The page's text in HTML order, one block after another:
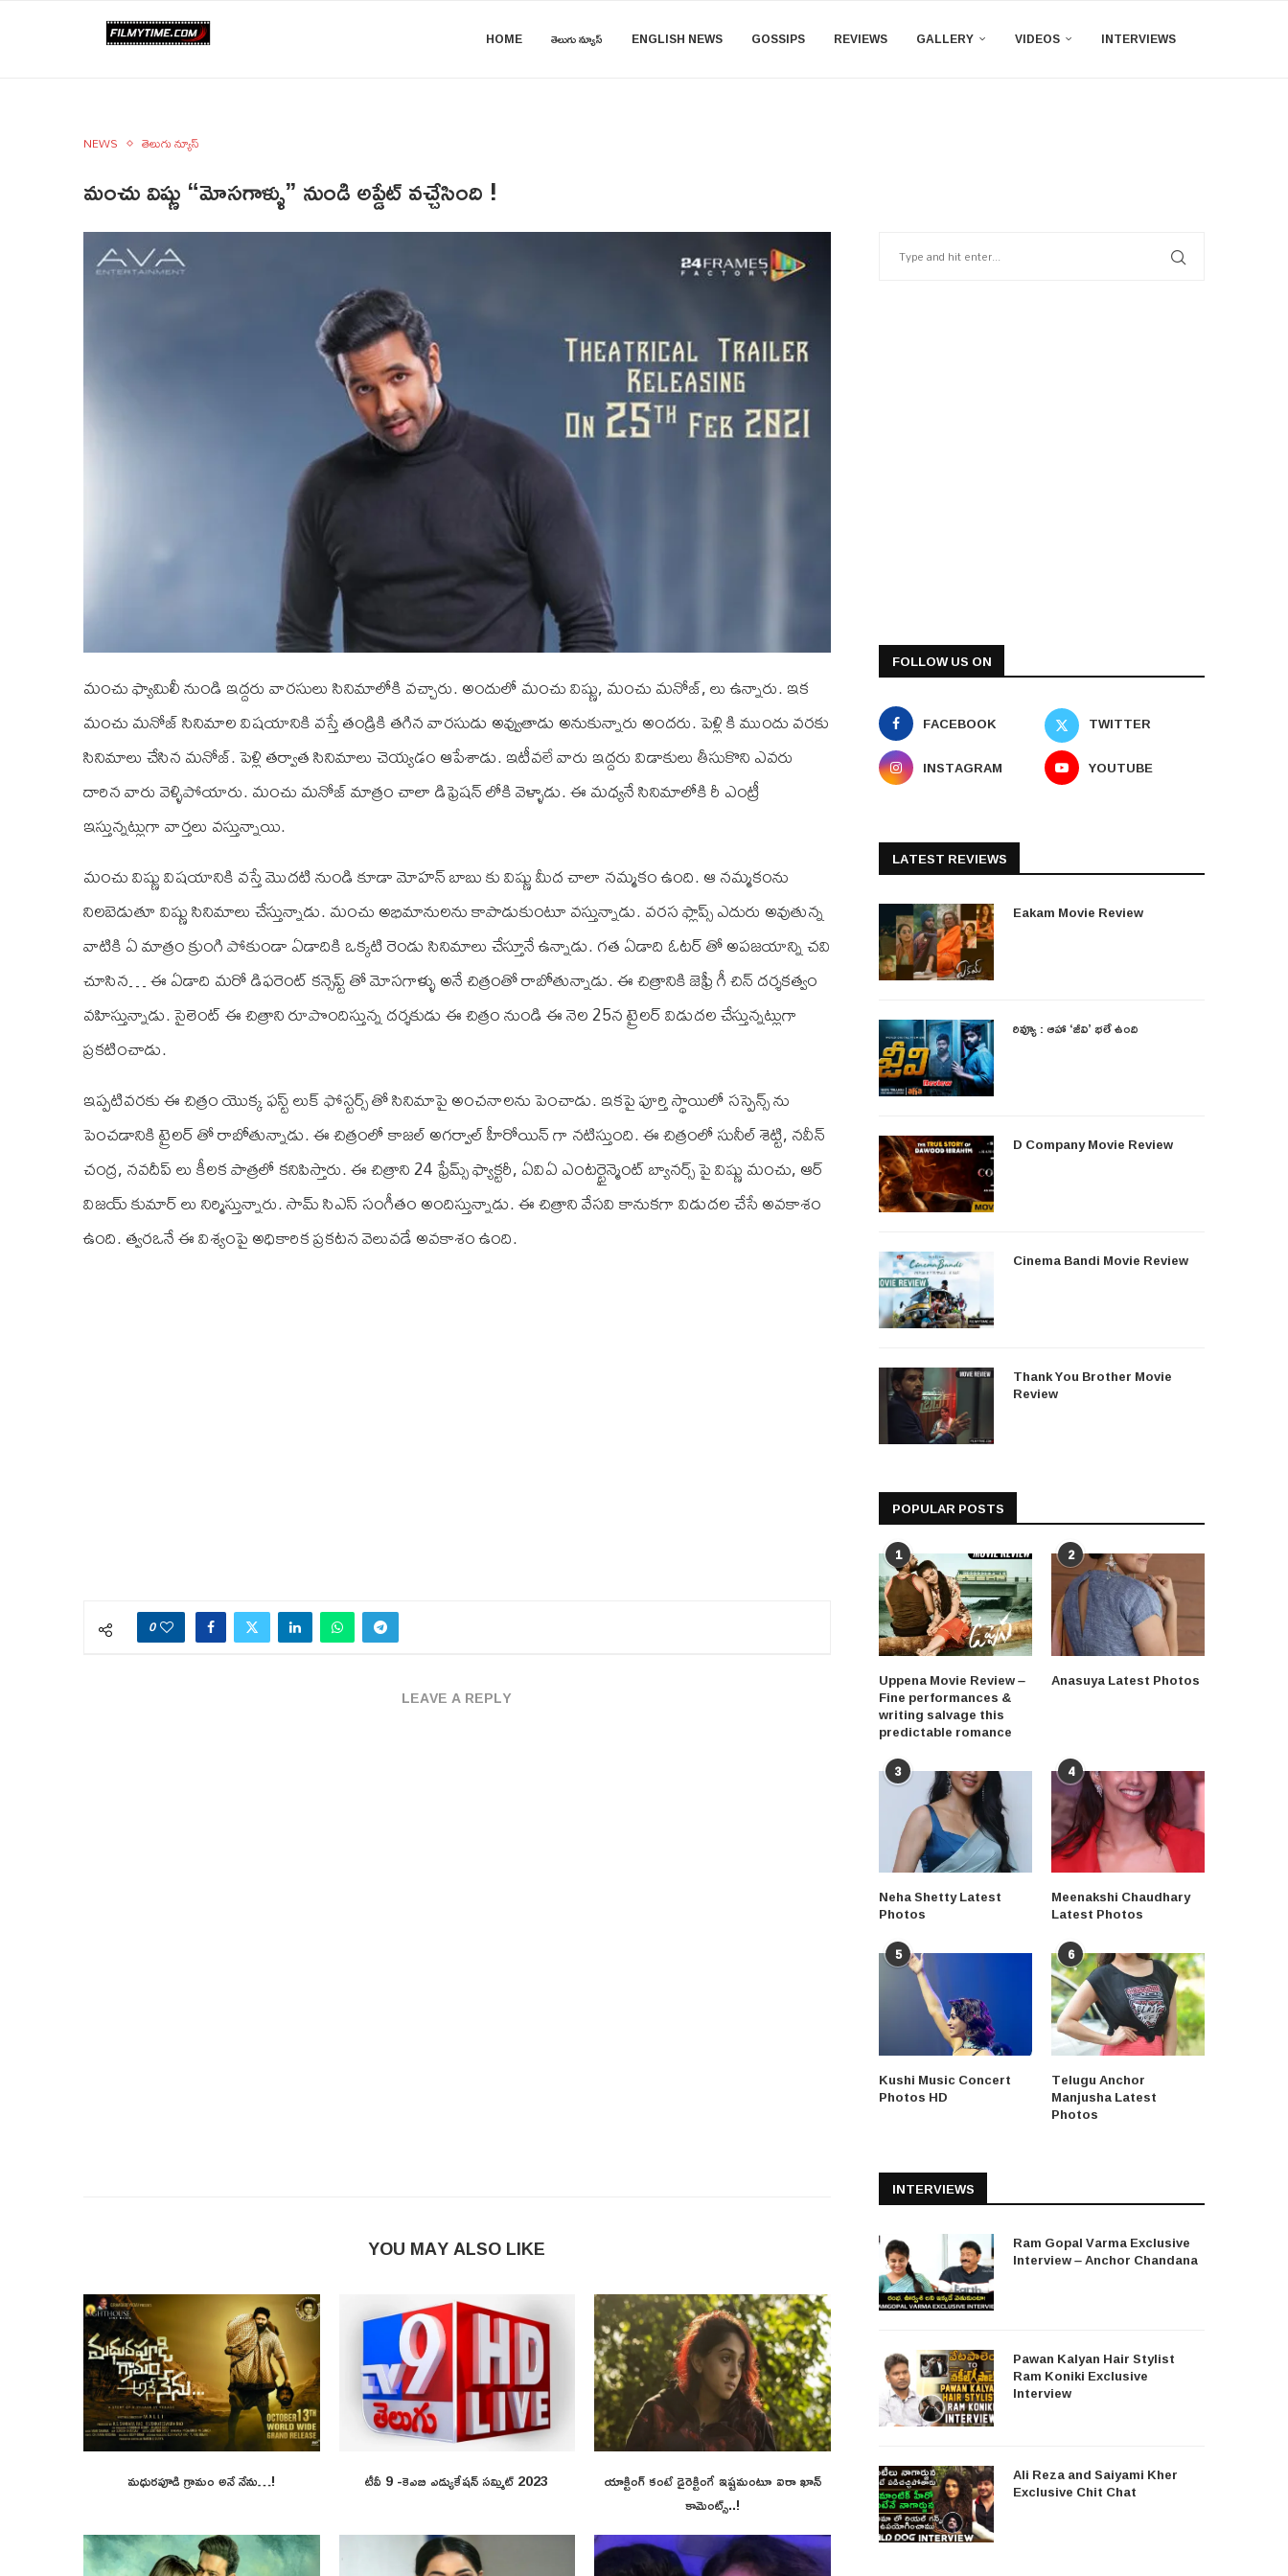
HOME తెలుగు న్యూస్ ENGLISH NEWS GOSSIPS REVIEWS GALLERY VIDEOS INTERVIEWS
NEWS తెలుగు న్యూస్
మంచు విష్ణు “మోసగాళ్ళు” నుండి అప్డేట్ వచ్చేసింది !
మంచు ఫ్యామిలీ నుండి ఇద్దరు వారసులు సినిమాలోకి వచ్చారు. అందులో మంచు విష్ణు, మంచు మనోజ్, లు ఉన్నారు. ఇక
మంచు మనోజ్ సినిమాల విషయానికి వస్తే తండ్రికి తగిన వారసుడు అవ్వుతాడు అనుకున్నారు అందరు. పెళ్లి కి ముందు వరకు
సినిమాలు చేసిన మనోజ్. పెళ్లి తర్వాత సినిమాలు చెయ్యడం ఆపేశాడు. ఇటీవలే వారు ఇద్దరు విడాకులు తీసుకొని ఎవరు
దారిన వారు వెళ్ళిపోయారు. మంచు మనోజ్ మాత్రం చాలా డిఫ్రెషన్ లోకి వెళ్ళాడు. ఈ మధ్యనే సినిమాలోకి రీ ఎంట్రీ
ఇస్తున్నట్లుగా వార్తలు వస్తున్నాయి.
మంచు విష్ణు విషయానికి వస్తే మొదటి నుండి కూడా మోహన్ బాబు కు విష్ణు మీద చాలా నమ్మకం ఉంది. ఆ నమ్మకంను
నిలబెడుతూ విష్ణు సినిమాలు చేస్తున్నాడు. మంచు అభిమానులను కాపాడుకుంటూ వస్తున్నాడు. వరస ఫ్లాప్స్ ఎదురు అవుతున్న
వాటికి ఏ మాత్రం క్రుంగి పోకుండా ఏడాదికి ఒక్కటి రెండు సినిమాలు చేస్తూనే ఉన్నాడు. గత ఏడాది ఓటర్ తో అపజయాన్ని చవి
చూసిన… ఈ ఏడాది మరో డిఫరెంట్ కన్సెప్ట్ తో మోసగాళ్ళు అనే చిత్రంతో రాబోతున్నాడు. ఈ చిత్రానికి జెఫ్రీ గీ చిన్ దర్శకత్వం
వహిస్తున్నాడు. సైలెంట్ ఈ చిత్రాని రూపొందిస్తున్న దర్శకుడు ఈ చిత్రం నుండి ఈ నెల 25న ట్రైలర్ విడుదల చేస్తున్నట్లుగా
ప్రకటించాడు.
ఇప్పటివరకు ఈ చిత్రం యొక్క ఫస్ట్ లుక్ ఫోస్టర్స్ తో సినిమాపై అంచనాలను పెంచాడు. ఇకపై పూర్తి స్థాయిలో సస్పెన్స్ ను
పెంచడానికి ట్రైలర్ తో రాబోతున్నాడు. ఈ చిత్రంలో కాజల్ అగర్వాల్ హీరోయిన్ గా నటిస్తుంది. ఈ చిత్రంలో సునీల్ శెట్టి, నవీన్
చంద్ర, నవదీప్ లు కీలక పాత్రలో కనిపిస్తారు. ఈ చిత్రాని 24 ఫ్రేమ్స్ ఫ్యాక్టరీ, ఏ‌వి‌ఏ ఎంటర్టైన్మెంట్ బ్యానర్స్ పై విష్ణు మంచు, ఆర్
విజయ్ కుమార్ లు నిర్మిస్తున్నారు. సామ్ సి‌ఎస్ సంగీతం అందిస్తున్నాడు. ఈ చిత్రాని వేసవి కానుకగా విడుదల చేసే అవకాశం
ఉంది. త్వరఒనే ఈ విశ్యంపై అధికారిక ప్రకటన వెలువడే అవకాశం ఉంది.
0
LEAVE A REPLY
YOU MAY ALSO LIKE
మధురపూడి గ్రామం అనే నేను…! టీవీ 9 -కెఎబి ఎడ్యుకేషన్ సమ్మిట్ 2023
యాక్టింగ్ కంటే డైరెక్టింగే ఇష్టమంటూ ఐరా ఖాన్
కామెంట్స్..!
FOLLOW US ON
FACEBOOK
TWITTER
INSTAGRAM
YOUTUBE
LATEST REVIEWS
Eakam Movie Review
రివ్యూ : ఆహా ‘జీవి’ భలే ఉంది
D Company Movie Review
Cinema Bandi Movie Review
Thank You Brother Movie
Review
POPULAR POSTS
1
Uppena Movie Review –
Fine performances &
writing salvage this
predictable romance
2
Anasuya Latest Photos
3
Neha Shetty Latest
Photos
4
Meenakshi Chaudhary
Latest Photos
5
Kushi Music Concert
Photos HD
6
Telugu Anchor
Manjusha Latest
Photos
INTERVIEWS
Ram Gopal Varma Exclusive
Interview – Anchor Chandana
Pawan Kalyan Hair Stylist
Ram Koniki Exclusive
Interview
Ali Reza and Saiyami Kher
Exclusive Chit Chat